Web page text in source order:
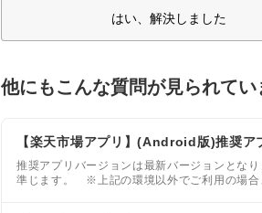
はい、解決しました
他にもこんな質問が見られてい
【楽天市場アプリ】(Android版)推奨
推奨アプリバージョンは最新バージョンとな
準じます。 ※上記の環境以外でご利用の場合